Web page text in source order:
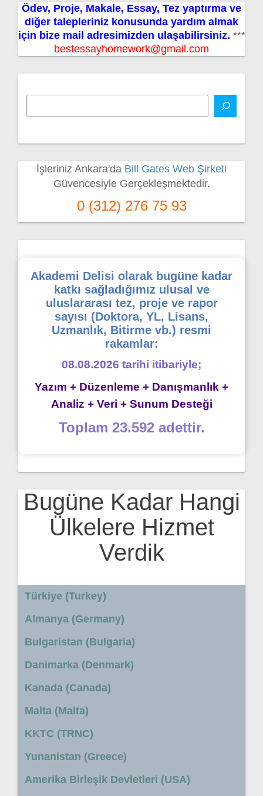
Ödev, Proje, Makale, Essay, Tez yaptırma ve
diğer talepleriniz konusunda yardım almak
için bize mail adresimizden ulaşabilirsiniz. ***
bestessayhomework@gmail.com
İşleriniz Ankara'da Bill Gates Web Şirketi
Güvencesiyle Gerçekleşmektedir.
0 (312) 276 75 93
Akademi Delisi olarak bugüne kadar
katkı sağladığımız ulusal ve
uluslararası tez, proje ve rapor
sayısı (Doktora, YL, Lisans,
Uzmanlık, Bitirme vb.) resmi
rakamlar:
08.08.2026 tarihi itibariyle;
Yazım + Düzenleme + Danışmanlık +
Analiz + Veri + Sunum Desteği
Toplam 23.592 adettir.
Bugüne Kadar Hangi
Ülkelere Hizmet
Verdik
Türkiye (Turkey)
Almanya (Germany)
Bulgaristan (Bulgaria)
Danimarka (Denmark)
Kanada (Canada)
Malta (Malta)
KKTC (TRNC)
Yunanistan (Greece)
Amerika Birleşik Devletleri (USA)